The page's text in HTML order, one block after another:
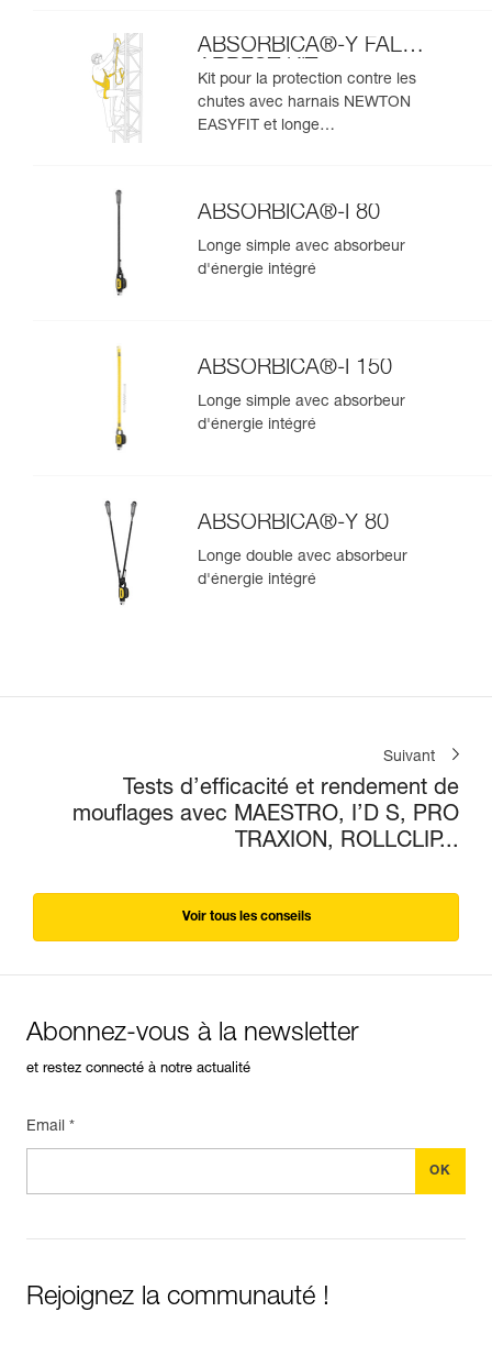
ABSORBICA®-Y FALL
ARREST KIT
Kit pour la protection contre les
chutes avec harnais NEWTON
EASYFIT et longe
ABSORBICA®-I 80
Longe simple avec absorbeur
d'énergie intégré
ABSORBICA®-I 150
Longe simple avec absorbeur
d'énergie intégré
ABSORBICA®-Y 80
Longe double avec absorbeur
d'énergie intégré
Suivant
Tests d’efficacité et rendement de
mouflages avec MAESTRO, I’D S, PRO
TRAXION, ROLLCLIP...
Voir tous les conseils
Abonnez-vous à la newsletter
et restez connecté à notre actualité
Email *
Rejoignez la communauté !